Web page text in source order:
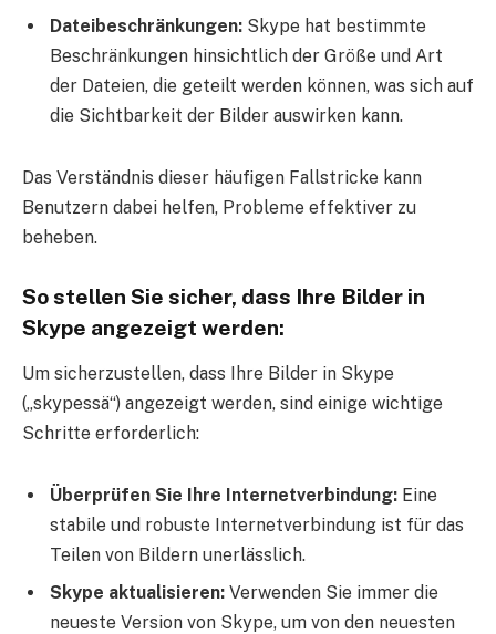
Dateibeschränkungen: Skype hat bestimmte
Beschränkungen hinsichtlich der Größe und Art
der Dateien, die geteilt werden können, was sich auf
die Sichtbarkeit der Bilder auswirken kann.
Das Verständnis dieser häufigen Fallstricke kann
Benutzern dabei helfen, Probleme effektiver zu
beheben.
So stellen Sie sicher, dass Ihre Bilder in
Skype angezeigt werden:
Um sicherzustellen, dass Ihre Bilder in Skype
(„skypessä“) angezeigt werden, sind einige wichtige
Schritte erforderlich:
Überprüfen Sie Ihre Internetverbindung: Eine
stabile und robuste Internetverbindung ist für das
Teilen von Bildern unerlässlich.
Skype aktualisieren: Verwenden Sie immer die
neueste Version von Skype, um von den neuesten